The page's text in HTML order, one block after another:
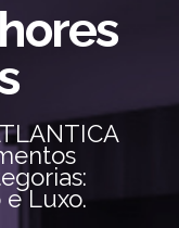
Luxo.